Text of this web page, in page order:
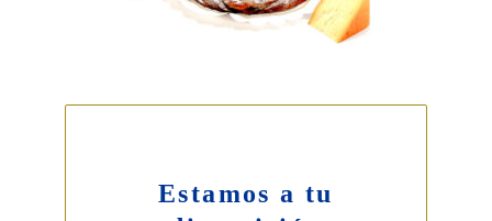
Estamos a tu